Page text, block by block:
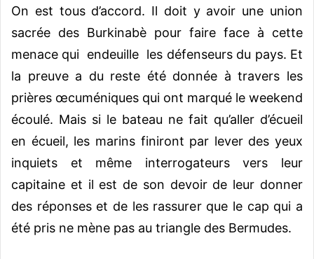
On est tous d’accord. Il doit y avoir une union
sacrée des Burkinabè pour faire face à cette
menace qui endeuille les défenseurs du pays. Et
la preuve a du reste été donnée à travers les
prières œcuméniques qui ont marqué le weekend
écoulé. Mais si le bateau ne fait qu’aller d’écueil
en écueil, les marins finiront par lever des yeux
inquiets et même interrogateurs vers leur
capitaine et il est de son devoir de leur donner
des réponses et de les rassurer que le cap qui a
été pris ne mène pas au triangle des Bermudes.